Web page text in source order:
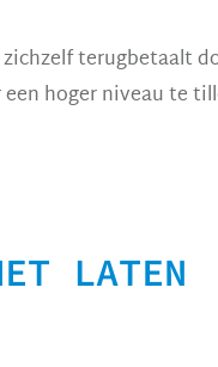
terugbetaalt
hoger niveau te
LATEN